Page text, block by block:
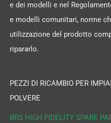
e dei modelli e nel
e modelli comunitari, norme
utilizzazione del prodotto
ripararlo.
PEZZI DI RICAMBIO PER
POLVERE
BRS HIGH FIDELITY SPARE